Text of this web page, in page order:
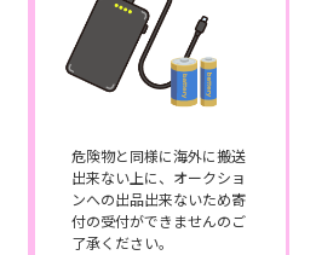
危険物と同様に海外に搬送
出来ない上に、オークショ
ンへの出品出来ないため寄
付の受付ができませんのご
了承ください。